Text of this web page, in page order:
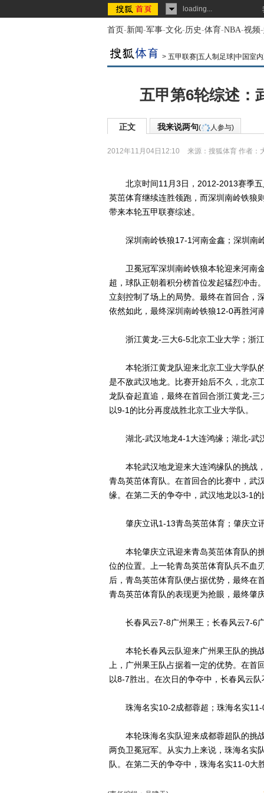
loading...
首页-新闻-军事-文化-历史-体育-NBA-视频-
> 五甲联赛|五人制足球|中国室
五甲第6轮综述：
正文 我来说两句( 人参与)
2012年11月04日12:10 来源： 搜狐体育 作者：
北京时间11月3日，2012-2013赛季五
英茁体育继续连胜领跑，而深圳南岭铁狼
带来本轮五甲联赛综述。
深圳南岭铁狼17-1河南金鑫；深圳南
卫冕冠军深圳南岭铁狼本轮迎来河南金
超，球队正朝着积分榜首位发起猛烈冲击
立刻控制了场上的局势。最终在首回合，
依然如此，最终深圳南岭铁狼12-0再胜河
浙江黄龙-三大6-5北京工业大学；浙江
本轮浙江黄龙队迎来北京工业大学队的
是不敌武汉地龙。比赛开始后不久，北京
龙队奋起直追，最终在首回合浙江黄龙-
以9-1的比分再度战胜北京工业大学队。
湖北-武汉地龙4-1大连鸿缘；湖北-武
本轮武汉地龙迎来大连鸿缘队的挑战，
青岛英茁体育队。在首回合的比赛中，武
缘。在第二天的争夺中，武汉地龙以3-1的
肇庆立讯1-13青岛英茁体育；肇庆立
本轮肇庆立讯迎来青岛英茁体育队的挑
位的位置。上一轮青岛英茁体育队兵不血
后，青岛英茁体育队便占据优势，最终在
青岛英茁体育队的表现更为抢眼，最终肇
长春风云7-8广州果王；长春风云7-6
本轮长春风云队迎来广州果王队的挑战
上，广州果王队占据着一定的优势。在
以8-7胜出。在次日的争夺中，长春风云
珠海名实10-2成都蓉超；珠海名实11-
本轮珠海名实队迎来成都蓉超队的挑战
两负卫冕冠军。从实力上来说，珠海名实
队。在第二天的争夺中，珠海名实11-0大